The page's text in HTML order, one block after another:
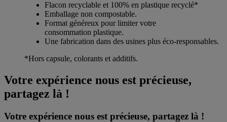
Flacon recyclable et 100% en plastique recyclé*
Emballage non compostable.
Format généreux pour limiter votre
consommation plastique.
Une fabrication dans des usines plus éco-responsables.
*Hors capsule, colorants et additifs.
Votre expérience nous est précieuse,
partagez là !
Votre expérience nous est précieuse, partagez là !